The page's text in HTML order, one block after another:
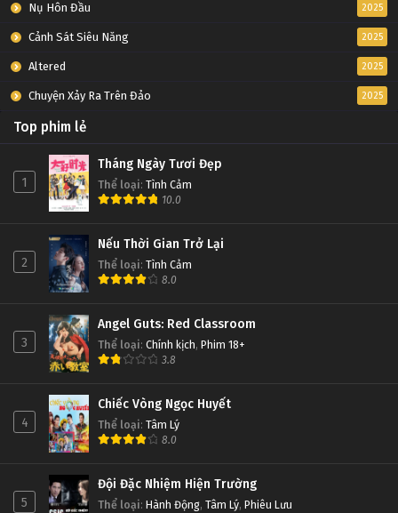
Nụ Hôn Đầu 2025
Cảnh Sát Siêu Năng 2025
Altered 2025
Chuyện Xảy Ra Trên Đảo 2025
Top phim lẻ
1
Tháng Ngày Tươi Đẹp
Thể loại: Tình Cảm
10.0
2
Nếu Thời Gian Trở Lại
Thể loại: Tình Cảm
8.0
3
Angel Guts: Red Classroom
Thể loại: Chính kịch, Phim 18+
3.8
4
Chiếc Vòng Ngọc Huyết
Thể loại: Tâm Lý
8.0
5
Đội Đặc Nhiệm Hiện Trường
Thể loại: Hành Động, Tâm Lý, Phiêu Lưu